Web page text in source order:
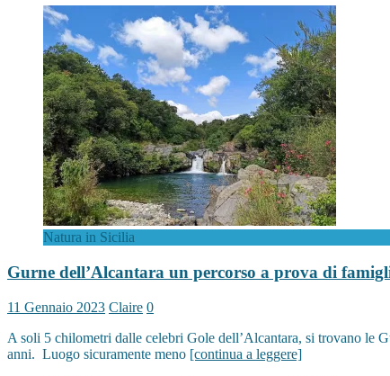
Natura in Sicilia
Gurne dell’Alcantara un percorso a prova di
11 Gennaio 2023 Claire 0
A soli 5 chilometri dalle celebri Gole dell’Alcantara, si trovano le
anni. Luogo sicuramente meno [continua a leggere]